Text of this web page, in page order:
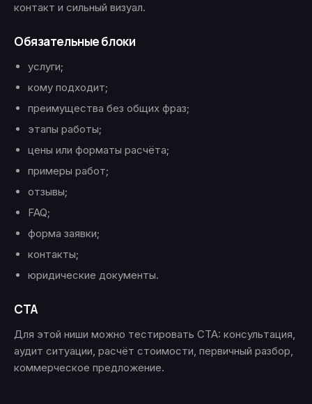
контакт и сильный визуал.
Обязательные блоки
услуги;
кому подходит;
преимущества без общих фраз;
этапы работы;
цены или форматы расчёта;
примеры работ;
отзывы;
FAQ;
форма заявки;
контакты;
юридические документы.
CTA
Для этой ниши можно тестировать CTA: консультация,
аудит ситуации, расчёт стоимости, первичный разбор,
коммерческое предложение.